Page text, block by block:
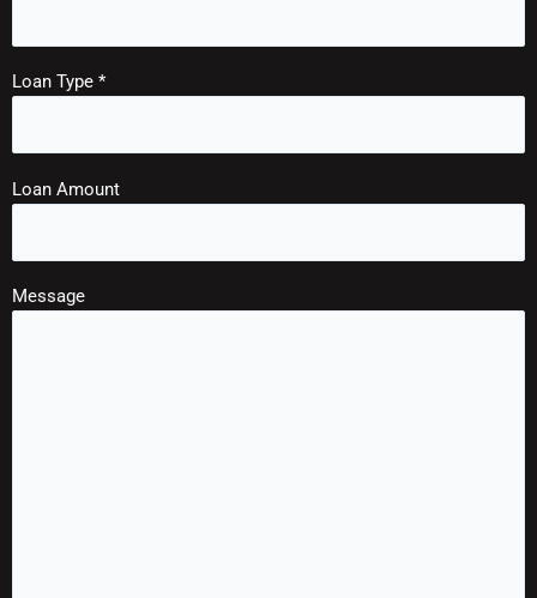
Loan Type *
Loan Amount
Message